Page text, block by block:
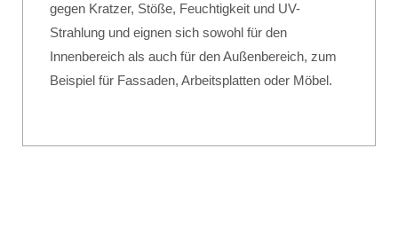
gegen Kratzer, Stöße, Feuchtigkeit und UV-
Strahlung und eignen sich sowohl für den
Innenbereich als auch für den Außenbereich, zum
Beispiel für Fassaden, Arbeitsplatten oder Möbel.